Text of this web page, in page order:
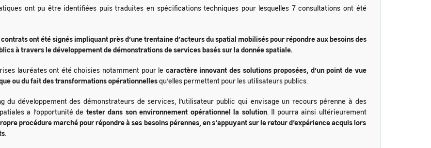
ont pu être identifiées puis traduites en spécifications techniques pour lesquelles 7 consultations ont été
ont été signés impliquant près d’une trentaine d’acteurs du spatial mobilisés pour répondre aux besoins des
à travers le développement de démonstrations de services basés sur la donnée spatiale.
lauréates ont été choisies notamment pour le caractère innovant des solutions proposées, d’un point de vue
ou du fait des transformations opérationnellesqu’elles permettent pour les utilisateurs publics.
du développement des démonstrateurs de services, l’utilisateur public qui envisage un recours pérenne à des
a l’opportunité de tester dans son environnement opérationnel la solution. Il pourra ainsi ultérieurement
procédure marché pour répondre à ses besoins pérennes, en s’appuyant sur le retour d’expérience acquis lors
.